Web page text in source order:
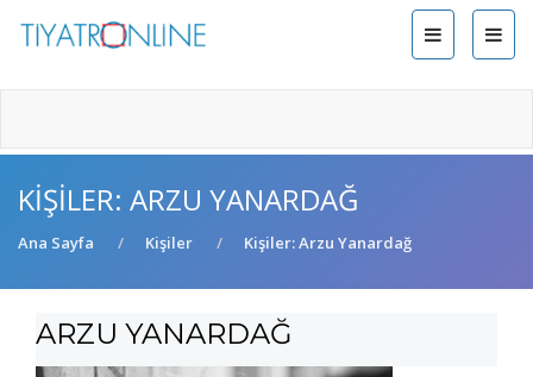
KIŞILER: ARZU YANARDAĞ
Ana Sayfa Kişiler Kişiler: Arzu Yanardağ
ARZU YANARDAĞ